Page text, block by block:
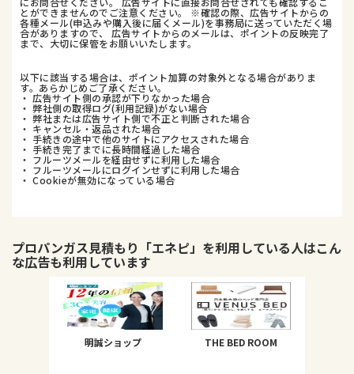
とができませんのでご注意ください。 ※確認の際、広告サイトからの
各種メール(申込みや購入後に届くメール)を事務局に送っていただく場
合がありますので、 広告サイトからのメールは、ポイントの反映完了
まで、大切に保管をお願いいたします。
以下に該当する場合は、ポイント加算の対象外となる場合がありま
す。あらかじめご了承ください。
・ 広告サイト側の承認が下りなかった場合
・ 弊社側の取得ログ(利用記録)がない場合
・ 弊社または広告サイト側で不正と判断された場合
・ キャンセル・返品された場合
・ 手続きの途中で他のサイトにアクセスされた場合
・ 手続き完了までに長時間経過した場合
・ フルーツメールを経由せずに利用した場合
・ フルーツメールにログインせずに利用した場合
・ Cookieが無効になっている場合
プロパンガス見積もり「エネピ」 を利用している人はこん
な広告も利用しています
明誠ショップ THE BED ROOM